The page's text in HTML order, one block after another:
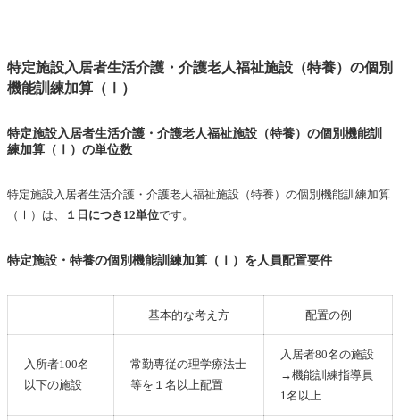
特定施設入居者生活介護・介護老人福祉施設（特養）の個別
機能訓練加算（Ⅰ）
特定施設入居者生活介護・介護老人福祉施設（特養）の個別機能訓
練加算（Ⅰ）の単位数
特定施設入居者生活介護・介護老人福祉施設（特養）の個別機能訓練加算
（Ⅰ）は、
１日につき12単位です。
特定施設・特養の個別機能訓練加算（Ⅰ）を人員配置要件
基本的な考え方 配置の例
入所者100名
以下の施設
常勤専従の理学療法士
等を１名以上配置
入居者80名の施設
→機能訓練指導員
1名以上